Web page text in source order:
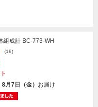
組成計 BC-773-WH
(19)
月7日（金） お届け